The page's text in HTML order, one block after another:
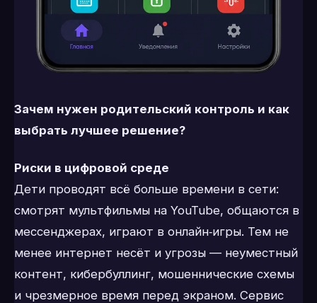
Зачем нужен родительский контроль и как
выбрать лучшее решение?
Риски в цифровой среде
Дети проводят всё больше времени в сети:
смотрят мультфильмы на YouTube, общаются в
мессенджерах, играют в онлайн‑игры. Тем не
менее интернет несёт и угрозы — неуместный
контент, кибербуллинг, мошеннические схемы
и чрезмерное время перед экраном. Сервис